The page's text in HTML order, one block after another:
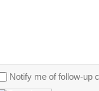
Notify me of follow-up